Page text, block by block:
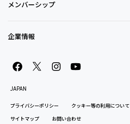
メンバーシップ
企業情報
プライバシーポリシー クッキー等の利用について
サイトマップ お問い合わせ
JAPAN